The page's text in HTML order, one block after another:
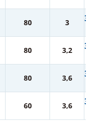
80 3 3
80 3,2 3
80 3,6 3
60 3,6 3